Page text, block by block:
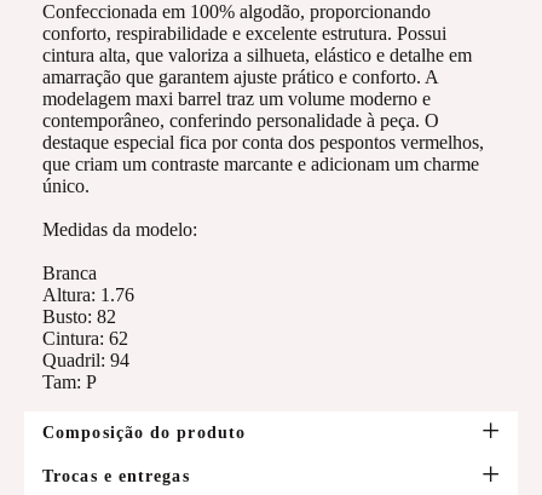
Confeccionada em 100% algodão, proporcionando
conforto, respirabilidade e excelente estrutura. Possui
cintura alta, que valoriza a silhueta, elástico e detalhe em
amarração que garantem ajuste prático e conforto. A
modelagem maxi barrel traz um volume moderno e
contemporâneo, conferindo personalidade à peça. O
destaque especial fica por conta dos pespontos vermelhos,
que criam um contraste marcante e adicionam um charme
único.
Medidas da modelo:
Branca
Altura: 1.76
Busto: 82
Cintura: 62
Quadril: 94
Tam: P
Composição do produto
Trocas e entregas